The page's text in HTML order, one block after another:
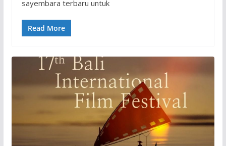
sayembara terbaru untuk
Read More